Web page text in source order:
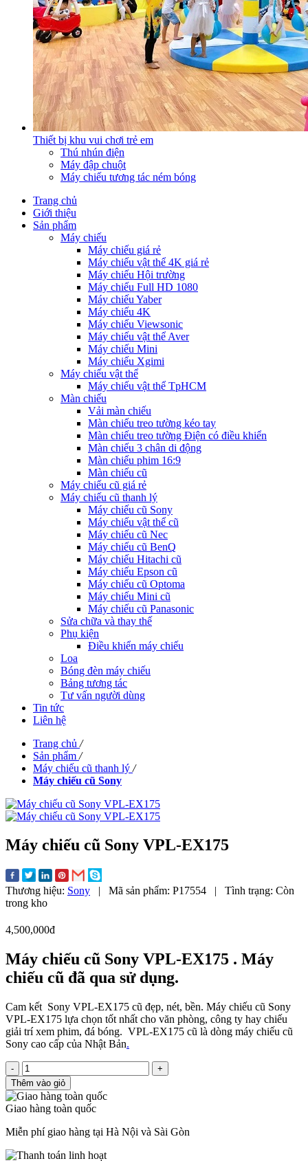
Thiết bị khu vui chơi trẻ em
Thú nhún điện
Máy đập chuột
Máy chiếu tương tác ném bóng
Trang chủ
Giới thiệu
Sản phẩm
Máy chiếu
Máy chiếu giá rẻ
Máy chiếu vật thể 4K giá rẻ
Máy chiếu Hội trường
Máy chiếu Full HD 1080
Máy chiếu Yaber
Máy chiếu 4K
Máy chiếu Viewsonic
Máy chiếu vật thể Aver
Máy chiếu Mini
Máy chiếu Xgimi
Máy chiếu vật thể
Máy chiếu vật thể TpHCM
Màn chiếu
Vải màn chiếu
Màn chiếu treo tường kéo tay
Màn chiếu treo tường Điện có điều khiển
Màn chiếu 3 chân di động
Màn chiếu phim 16:9
Màn chiếu cũ
Máy chiếu cũ giá rẻ
Máy chiếu cũ thanh lý
Máy chiếu cũ Sony
Máy chiếu vật thể cũ
Máy chiếu cũ Nec
Máy chiếu cũ BenQ
Máy chiếu Hitachi cũ
Máy chiếu Epson cũ
Máy chiếu cũ Optoma
Máy chiếu Mini cũ
Máy chiếu cũ Panasonic
Sửa chữa và thay thế
Phụ kiện
Điều khiển máy chiếu
Loa
Bóng đèn máy chiếu
Bảng tương tác
Tư vấn người dùng
Tin tức
Liên hệ
Trang chủ /
Sản phẩm /
Máy chiếu cũ thanh lý /
Máy chiếu cũ Sony
Máy chiếu cũ Sony VPL-EX175
Thương hiệu: Sony | Mã sản phẩm: P17554 | Tình trạng: Còn
trong kho
4,500,000đ
Máy chiếu cũ Sony VPL-EX175 . Máy
chiếu cũ đã qua sử dụng.
Cam kết Sony VPL-EX175 cũ đẹp, nét, bền. Máy chiếu cũ Sony
VPL-EX175 lựa chọn tốt nhất cho văn phòng, công ty hay chiếu
giải trí xem phim, đá bóng. VPL-EX175 cũ là dòng máy chiếu cũ
Sony cao cấp của Nhật Bản.
-
+
Thêm vào giỏ
Giao hàng toàn quốc
Miễn phí giao hàng tại Hà Nội và Sài Gòn